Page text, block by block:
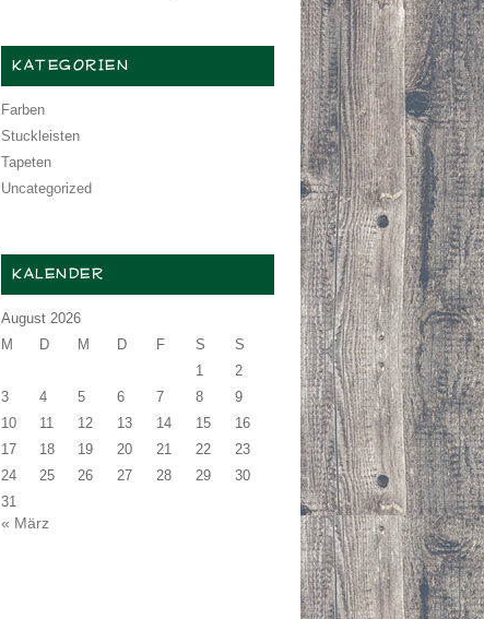
KATEGORIEN
Farben
Stuckleisten
Tapeten
Uncategorized
KALENDER
August 2026
M
D M D F S
S
1
2
3
4 5 6 7 8
9
10
11 12 13 14 15
16
17
18 19 20 21 22
23
24
25 26 27 28 29
30
31
« März